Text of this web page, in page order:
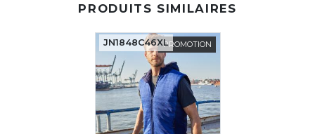
PRODUITS SIMILAIRES
PROMOTION
JN1848C46XL